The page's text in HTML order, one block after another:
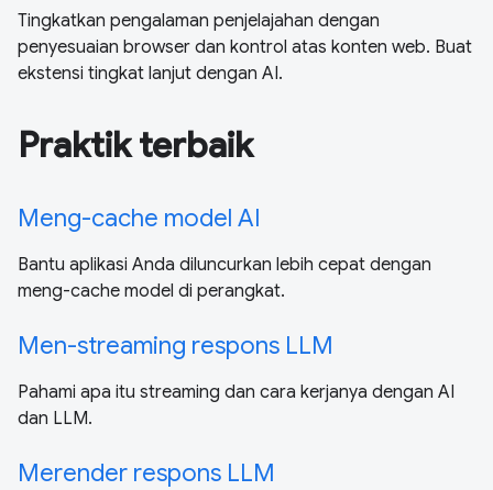
Tingkatkan pengalaman penjelajahan dengan
penyesuaian browser dan kontrol atas konten web. Buat
ekstensi tingkat lanjut dengan AI.
Praktik terbaik
Meng-cache model AI
Bantu aplikasi Anda diluncurkan lebih cepat dengan
meng-cache model di perangkat.
Men-streaming respons LLM
Pahami apa itu streaming dan cara kerjanya dengan AI
dan LLM.
Merender respons LLM